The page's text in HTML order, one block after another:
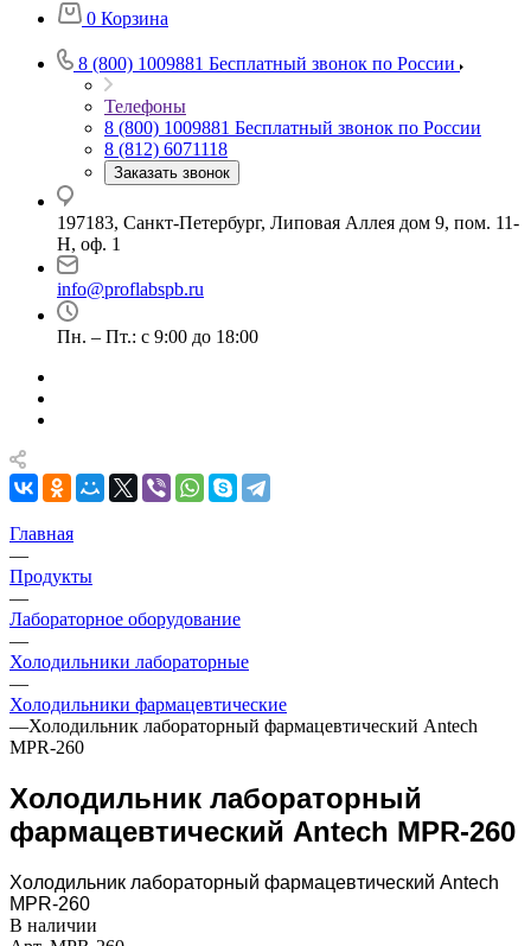
0 Корзина
8 (800) 1009881 Бесплатный звонок по России
Телефоны
8 (800) 1009881 Бесплатный звонок по России
8 (812) 6071118
Заказать звонок
197183, Санкт-Петербург, Липовая Аллея дом 9, пом. 11-
Н, оф. 1
info@proflabspb.ru
Пн. – Пт.: с 9:00 до 18:00
Главная
—
Продукты
—
Лабораторное оборудование
—
Холодильники лабораторные
—
Холодильники фармацевтические
—Холодильник лабораторный фармацевтический Antech
MPR-260
Холодильник лабораторный
фармацевтический Antech MPR-260
Холодильник лабораторный фармацевтический Antech
MPR-260
В наличии